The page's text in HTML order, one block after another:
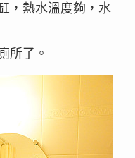
，熱水溫度夠，水
所了。